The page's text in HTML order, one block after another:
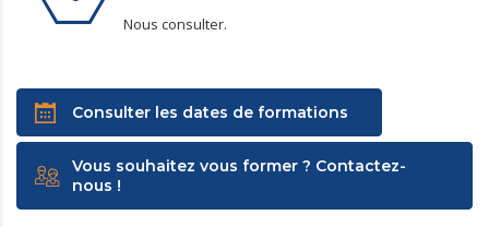
Nous consulter.
Consulter les dates de formations
Vous souhaitez vous former ? Contactez-
nous !